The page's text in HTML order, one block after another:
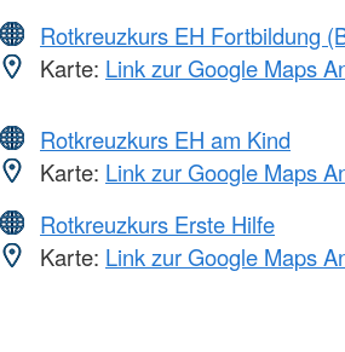
Rotkreuzkurs EH Fortbildung
Karte: Link zur Google Maps
Rotkreuzkurs EH am Kind
Karte: Link zur Google Maps
Rotkreuzkurs Erste Hilfe
Karte: Link zur Google Maps